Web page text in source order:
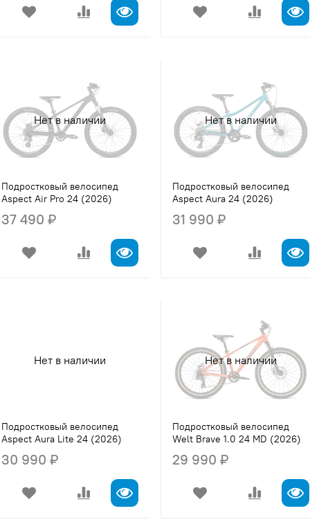
Нет в наличии
Подростковый велосипед
Aspect Air Pro 24 (2026)
37 490 ₽
Нет в наличии
Подростковый велосипед
Aspect Aura 24 (2026)
31 990 ₽
Нет в наличии
Подростковый велосипед
Aspect Aura Lite 24 (2026)
30 990 ₽
Нет в наличии
Подростковый велосипед
Welt Brave 1.0 24 MD (2026)
29 990 ₽